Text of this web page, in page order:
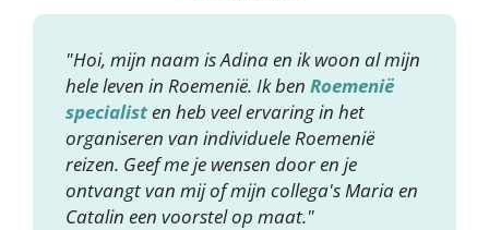
"Hoi, mijn naam is Adina en ik woon al mijn
hele leven in Roemenië. Ik ben Roemenië
specialisten heb veel ervaring in het
organiseren van individuele Roemenië
reizen. Geef me je wensen door en je
ontvangt van mij of mijn collega's Maria en
Catalin een voorstel op maat."